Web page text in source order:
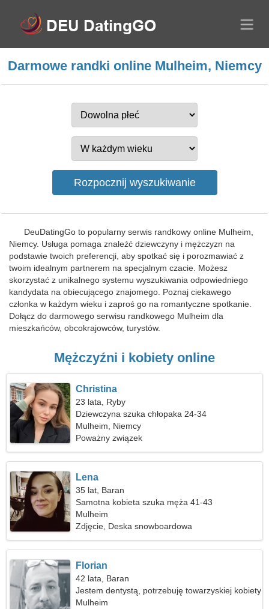
Darmowe randki online Mulheim, Niemcy
DeuDatingGo to popularny serwis randkowy online Mulheim,
Niemcy. Usługa pomaga znaleźć dziewczyny i mężczyzn na
podstawie twoich preferencji, aby spotkać się i porozmawiać z
twoim idealnym partnerem na specjalnym czacie. Możesz
skorzystać z unikalnego systemu wyszukiwania odpowiedniego
kandydata na obiecującego znajomego. Poznaj ciekawego
członka w każdym wieku i zaproś go na romantyczne spotkanie.
Dołącz do darmowego serwisu randkowego Mulheim dla
mieszkańców, obcokrajowców, turystów.
Mężczyźni i kobiety online
Christina
23 lata, Ryby
Dziewczyna szuka chłopaka 24-34
Mulheim, Niemcy
Poważny związek
Lena
35 lat, Baran
Samotna kobieta szuka męża 41-43
Mulheim
Zdjęcie, Deska snowboardowa
Florian
42 lata, Baran
Jestem dentystą, potrzebuję towarzyskiej kobiety
Mulheim